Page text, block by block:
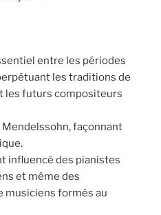
entre les périodes
les traditions de
les futurs compositeurs
façonnant
influencé des pianistes
et même des
musiciens formés au